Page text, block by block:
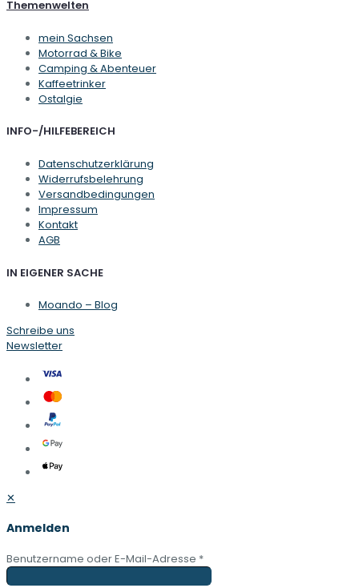
Themenwelten
mein Sachsen
Motorrad & Bike
Camping & Abenteuer
Kaffeetrinker
Ostalgie
INFO-/HILFEBEREICH
Datenschutzerklärung
Widerrufsbelehrung
Versandbedingungen
Impressum
Kontakt
AGB
IN EIGENER SACHE
Moando – Blog
Schreibe uns
Newsletter
✕
Anmelden
Benutzername oder E-Mail-Adresse *